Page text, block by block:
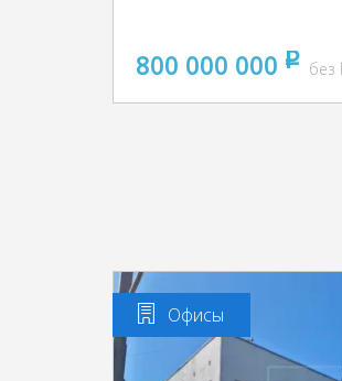
800 000 000 pуб
без
Офисы